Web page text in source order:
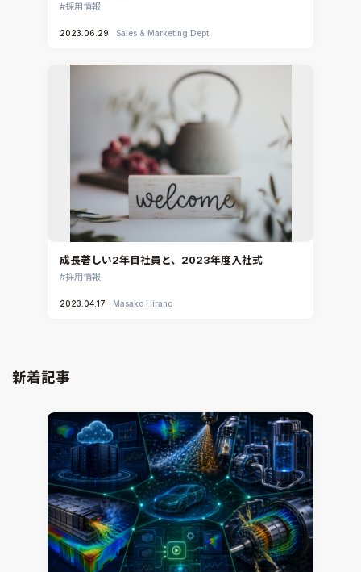
採用情報
2023.06.29 Sales & Marketing Dept.
成長著しい2年目社員と、2023年度入社式
採用情報
2023.04.17 Masako Hirano
新着記事